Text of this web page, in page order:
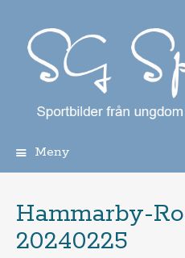
Meny
Hammarby-
20240225